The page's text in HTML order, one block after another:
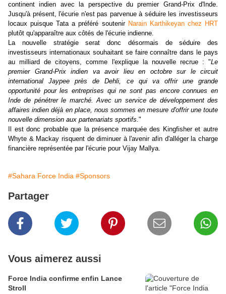
continent indien avec la perspective du premier Grand-Prix d'Inde.
Jusqu'à présent, l'écurie n'est pas parvenue à séduire les investisseurs
locaux puisque Tata a préféré soutenir Narain Karthikeyan chez HRT
plutôt qu'apparaître aux côtés de l'écurie indienne.
La nouvelle stratégie serat donc désormais de séduire des
investisseurs internationaux souhaitant se faire connaître dans le pays
au milliard de citoyens, comme l'explique la nouvelle recrue : "Le
premier Grand-Prix indien va avoir lieu en octobre sur le circuit
international Jaypee près de Dehli, ce qui va offrir une grande
opportunité pour les entreprises qui ne sont pas encore connues en
Inde de pénétrer le marché. Avec un service de développement des
affaires indien déjà en place, nous sommes en mesure d'offrir une toute
nouvelle dimension aux partenariats sportifs."
Il est donc probable que la présence marquée des Kingfisher et autre
Whyte & Mackay risquent de diminuer à l'avenir afin d'alléger la charge
financière représentée par l'écurie pour Vijay Mallya.
#Sahara Force India #Sponsors
Partager
Vous aimerez aussi
Force India confirme enfin Lance
Stroll